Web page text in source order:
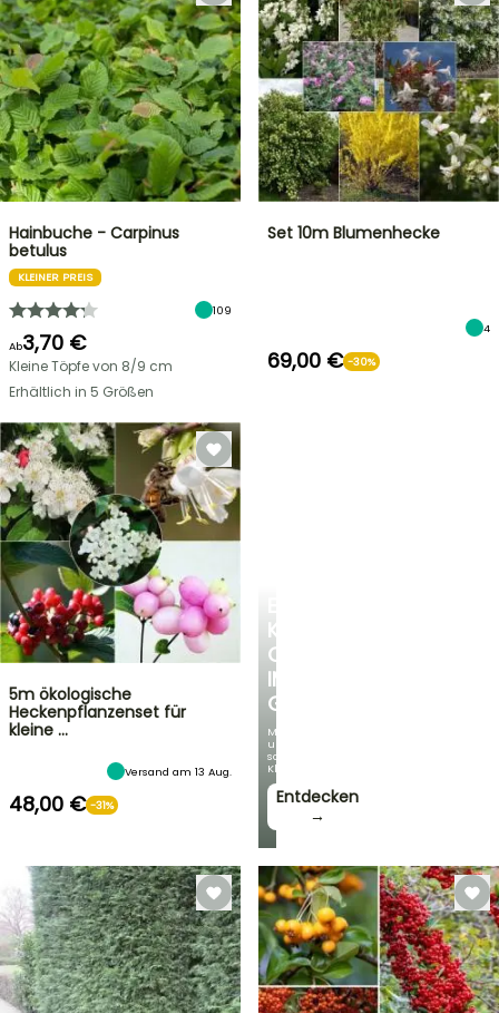
KÜHLE
OASE
IM
GARTEN
Mit
unseren
schönsten
Kletterpflanzen!
Entdecken
→
Hainbuche - Carpinus
betulus
KLEINER PREIS
109
Ab3,70 €
Kleine Töpfe von 8/9 cm
Erhältlich in 5 Größen
Set 10m Blumenhecke
4
69,00 € -30%
5m ökologische
Heckenpflanzenset für
kleine …
Versand am 13 Aug.
48,00 € -31%